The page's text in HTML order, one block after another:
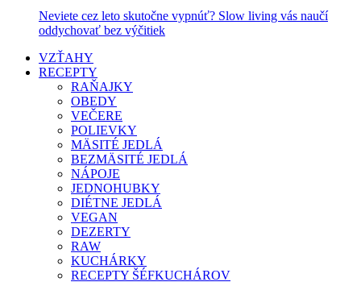
Neviete cez leto skutočne vypnúť? Slow living vás naučí
oddychovať bez výčitiek
VZŤAHY
RECEPTY
RAŇAJKY
OBEDY
VEČERE
POLIEVKY
MÄSITÉ JEDLÁ
BEZMÄSITÉ JEDLÁ
NÁPOJE
JEDNOHUBKY
DIÉTNE JEDLÁ
VEGAN
DEZERTY
RAW
KUCHÁRKY
RECEPTY ŠÉFKUCHÁROV